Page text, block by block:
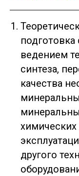
ведением
синтеза,
качества
другого